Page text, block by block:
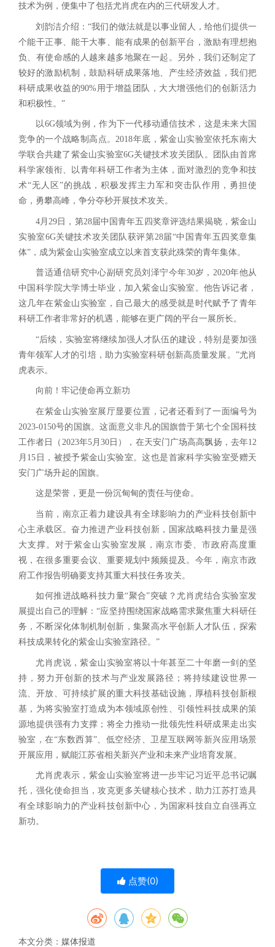
技术为例，便集中了包括尤肖虎在内的三代研发人才。
刘韵洁介绍：“我们的做法就是以事业留人，给他们提供一
个能干正事、能干大事、能有成果的创新平台，激励有理想抱
负、有使命感的人越来越多地聚在一起。另外，我们还制定了
较好的激励机制，鼓励科研成果落地、产生经济效益，我们把
科研成果收益的90%用于增益团队，大大增强他们的创新活力
和积极性。”
以6G领域为例，作为下一代移动通信技术，这是未来大国
竞争的一个战略制高点。2018年底，紫金山实验室依托东南大
学联合共建了紫金山实验室6G关键技术攻关团队。团队由首席
科学家领衔、以青年科研工作者为主体，面对激烈的竞争和技
术“无人区”的挑战，积极发挥主力军和突击队作用，勇担使
命，勇攀高峰，争分夺秒开展技术攻关。
4月29日，第28届中国青年五四奖章评选结果揭晓，紫金山
实验室6G关键技术攻关团队获评第28届“中国青年五四奖章集
体”，成为紫金山实验室成立以来首支获此殊荣的青年集体。
普适通信研究中心副研究员刘泽宁今年30岁，2020年他从
中国科学院大学博士毕业，加入紫金山实验室。他告诉记者，
这几年在紫金山实验室，自己最大的感受就是时代赋予了青年
科研工作者非常好的机遇，能够在更广阔的平台一展所长。
“后续，实验室将继续加强人才队伍的建设，特别是要加强
青年领军人才的引培，助力实验室科研创新高质量发展。”尤肖
虎表示。
向前！牢记使命再立新功
在紫金山实验室展厅显要位置，记者还看到了一面编号为
2023-0150号的国旗。这面意义非凡的国旗曾于第七个全国科技
工作者日（2023年5月30日），在天安门广场高高飘扬，去年12
月15日，被授予紫金山实验室。这也是首家科学实验室受赠天
安门广场升起的国旗。
这是荣誉，更是一份沉甸甸的责任与使命。
当前，南京正着力建设具有全球影响力的产业科技创新中
心主承载区。奋力推进产业科技创新，国家战略科技力量是强
大支撑。对于紫金山实验室发展，南京市委、市政府高度重
视，在很多重要会议、重要规划中频频提及。今年，南京市政
府工作报告明确要支持其重大科技任务攻关。
如何推进战略科技力量“聚合”突破？尤肖虎结合实验室发
展提出自己的理解：“应坚持围绕国家战略需求聚焦重大科研任
务，不断深化体制机制创新，集聚高水平创新人才队伍，探索
科技成果转化的紫金山实验室路径。”
尤肖虎说，紫金山实验室将以十年甚至二十年磨一剑的坚
持，努力开创新的技术与产业发展路径；将持续建设世界一
流、开放、可持续扩展的重大科技基础设施，厚植科技创新根
基，为将实验室打造成为本领域原创性、引领性科技成果的策
源地提供强有力支撑；将全力推动一批领先性科研成果走出实
验室，在“东数西算”、低空经济、卫星互联网等新兴应用场景
开展应用，赋能江苏省相关新兴产业和未来产业培育发展。
尤肖虎表示，紫金山实验室将进一步牢记习近平总书记嘱
托，强化使命担当，攻克更多关键核心技术，助力江苏打造具
有全球影响力的产业科技创新中心，为国家科技自立自强再立
新功。
点赞(0)
本文分类： 媒体报道